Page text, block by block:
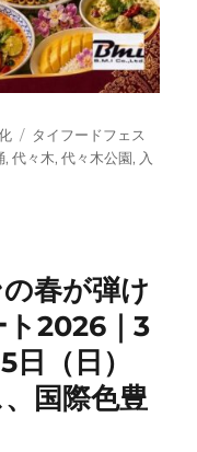
タ
グ
タイフードフェス
,代々木,代々木公園, 入
春が弾け
ト2026｜3
日（日）
国際色豊